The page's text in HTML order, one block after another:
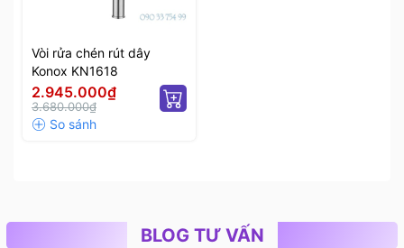
Vòi rửa chén rút dây
Konox KN1618
2.945.000₫
3.680.000₫
BLOG TƯ VẤN